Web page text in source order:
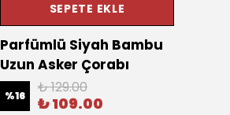
SEPETE EKLE
Parfümlü Siyah Bambu
Uzun Asker Çorabı
%16 ₺ 129.00
₺ 109.00